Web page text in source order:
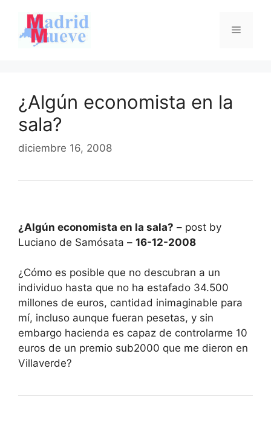
contenido
Menú
¿Algún economista en la
sala?
diciembre 16, 2008
¿Algún economista en la sala? – post by
Luciano de Samósata – 16-12-2008
¿Cómo es posible que no descubran a un
individuo hasta que no ha estafado 34.500
millones de euros, cantidad inimaginable para
mí, incluso aunque fueran pesetas, y sin
embargo hacienda es capaz de controlarme 10
euros de un premio sub2000 que me dieron en
Villaverde?